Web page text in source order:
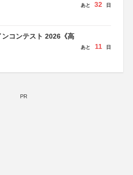
あと 32 日
コンテスト 2026《高
あと 11 日
PR